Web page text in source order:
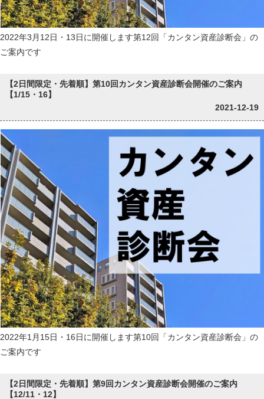
2022年3月12日・13日に開催します第12回「カンタン資産診断会」の
ご案内です
【2日間限定・先着順】第10回カンタン資産診断会開催のご案内
【1/15・16】
2021-12-19
2022年1月15日・16日に開催します第10回「カンタン資産診断会」の
ご案内です
【2日間限定・先着順】第9回カンタン資産診断会開催のご案内
【12/11・12】